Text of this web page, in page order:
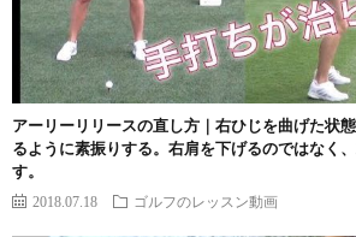
アーリーリリースの直し方｜右ひじを曲げた状
るように素振りする。右肩を下げるのではなく
す。
2018.07.18 ゴルフのレッスン動画